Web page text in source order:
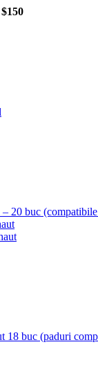
20 buc
18 buc (paduri